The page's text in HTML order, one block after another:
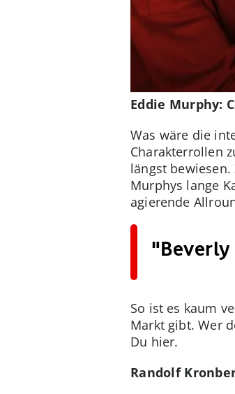
Eddie Murphy:
Was wäre die
Charakterrollen
längst
Murphys lange
agierende
"Beverly
So ist es kaum
Markt gibt. Wer
Du hier.
Randolf